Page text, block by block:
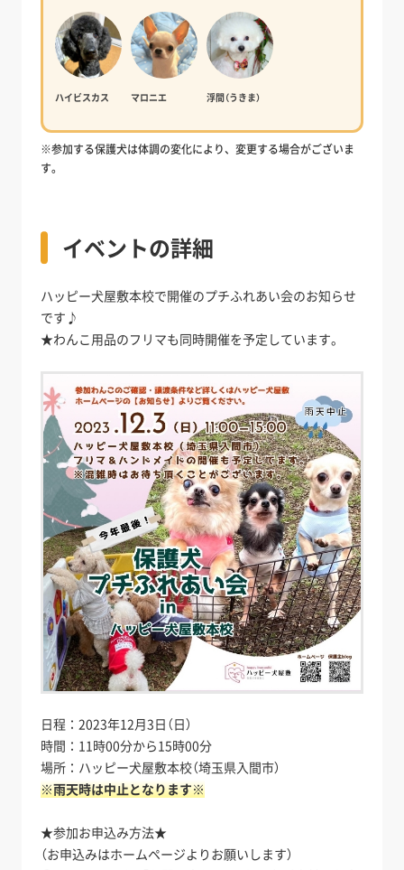
ハイビスカス マロニエ 浮間（うきま）
※参加する保護犬は体調の変化により、変更する場合がございま
す。
イベントの詳細
ハッピー犬屋敷本校で開催のプチふれあい会のお知らせ
です♪
★わんこ用品のフリマも同時開催を予定しています。
日程：2023年12月3日（日）
時間：11時00分から15時00分
場所：ハッピー犬屋敷本校（埼玉県入間市）
※雨天時は中止となります※
★参加お申込み方法★
（お申込みはホームページよりお願いします）